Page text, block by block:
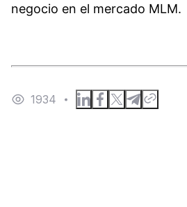
negocio en el mercado MLM.
1934